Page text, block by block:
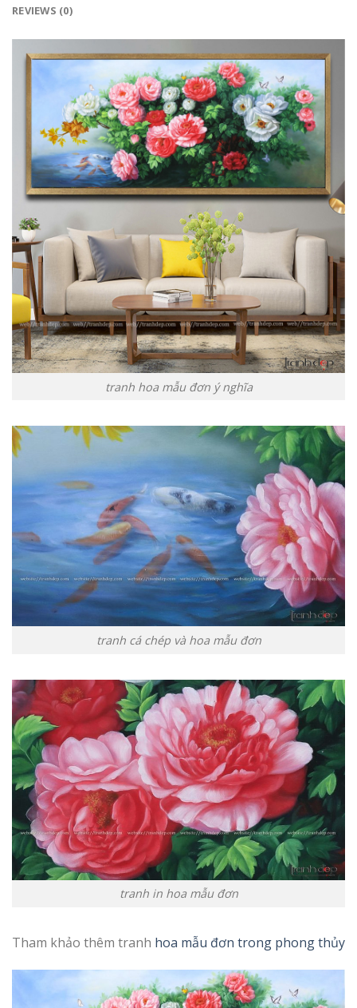
REVIEWS (0)
tranh hoa mẫu đơn ý nghĩa
tranh cá chép và hoa mẫu đơn
tranh in hoa mẫu đơn
Tham khảo thêm tranh hoa mẫu đơn trong phong thủy